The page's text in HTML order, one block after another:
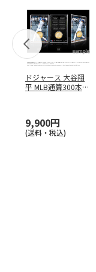
ドジャース 大谷翔
平 MLB通算300本塁
9,900円
(送料・税込)